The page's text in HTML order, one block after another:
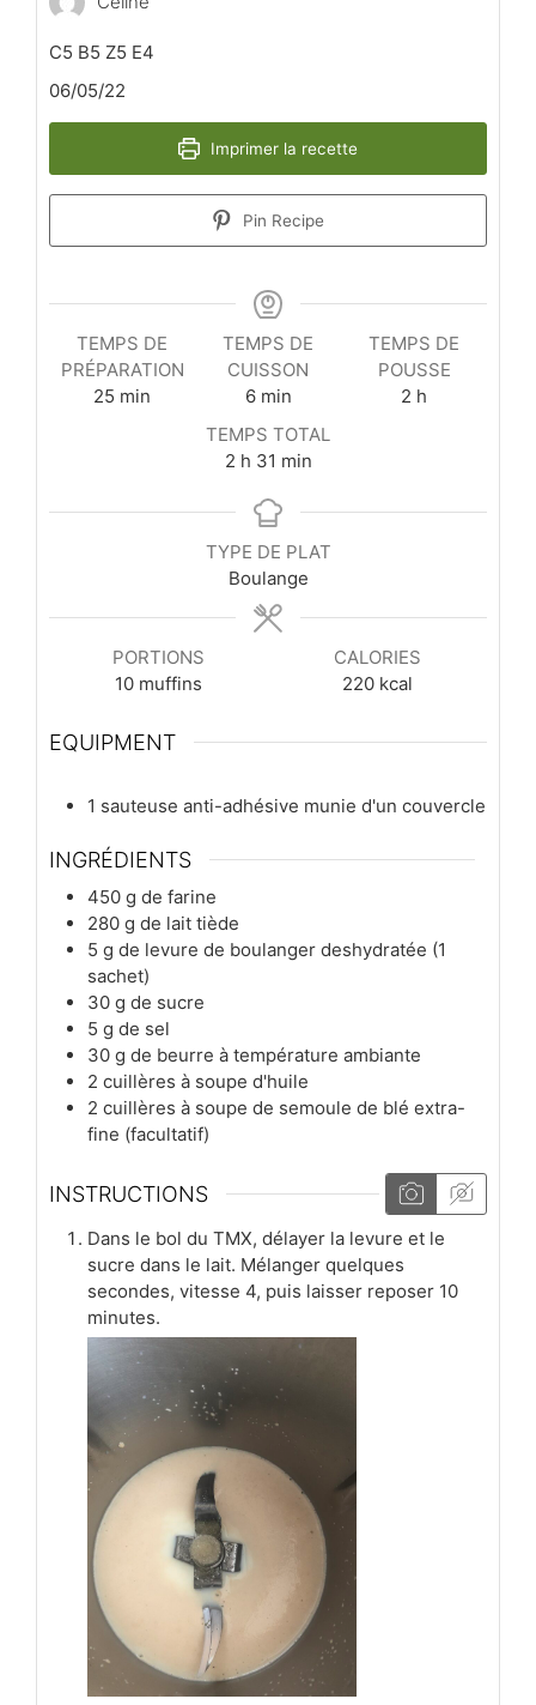
C5 B5 Z5 E4
06/05/22
Imprimer la recette
Pin Recipe
TEMPS DE
PRÉPARATION
25 minutes
min
TEMPS DE
CUISSON
6minutes
min
TEMPS DE
POUSSE
2 heures
h
TEMPS TOTAL
2heures
h 31 minutes
min
TYPE DE PLAT
Boulange
PORTIONS
10 muffins
CALORIES
220 kcal
EQUIPMENT
1 sauteuse anti-adhésive munie d'un couvercle
INGRÉDIENTS
450 g de farine
280 g de lait tiède
5 g de levure de boulanger deshydratée (1
sachet)
30 g de sucre
5 g de sel
30 g de beurre à température ambiante
2 cuillères à soupe d'huile
2 cuillères à soupe de semoule de blé extra-
fine (facultatif)
INSTRUCTIONS
Dans le bol du TMX, délayer la levure et le
sucre dans le lait. Mélanger quelques
secondes, vitesse 4, puis laisser reposer 10
minutes.